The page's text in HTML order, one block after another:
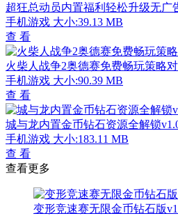
超狂总动员内置福利轻松升级无广
手机游戏 大小:39.13 MB
查 看
火柴人战争2奥德赛免费畅玩策略
手机游戏 大小:90.39 MB
查 看
城与龙内置金币钻石资源全解锁
手机游戏 大小:183.11 MB
查 看
查看更多
变形竞速赛无限金币钻石版